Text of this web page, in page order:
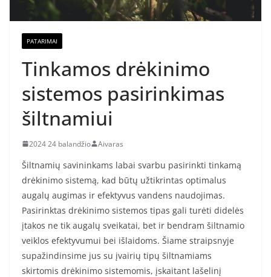
PATARIMAI
Tinkamos drėkinimo
sistemos pasirinkimas
šiltnamiui
2024 24 balandžio Aivaras
Šiltnamių savininkams labai svarbu pasirinkti tinkamą
drėkinimo sistemą, kad būtų užtikrintas optimalus
augalų augimas ir efektyvus vandens naudojimas.
Pasirinktas drėkinimo sistemos tipas gali turėti didelės
įtakos ne tik augalų sveikatai, bet ir bendram šiltnamio
veiklos efektyvumui bei išlaidoms. Šiame straipsnyje
supažindinsime jus su įvairių tipų šiltnamiams
skirtomis drėkinimo sistemomis, įskaitant lašelinį